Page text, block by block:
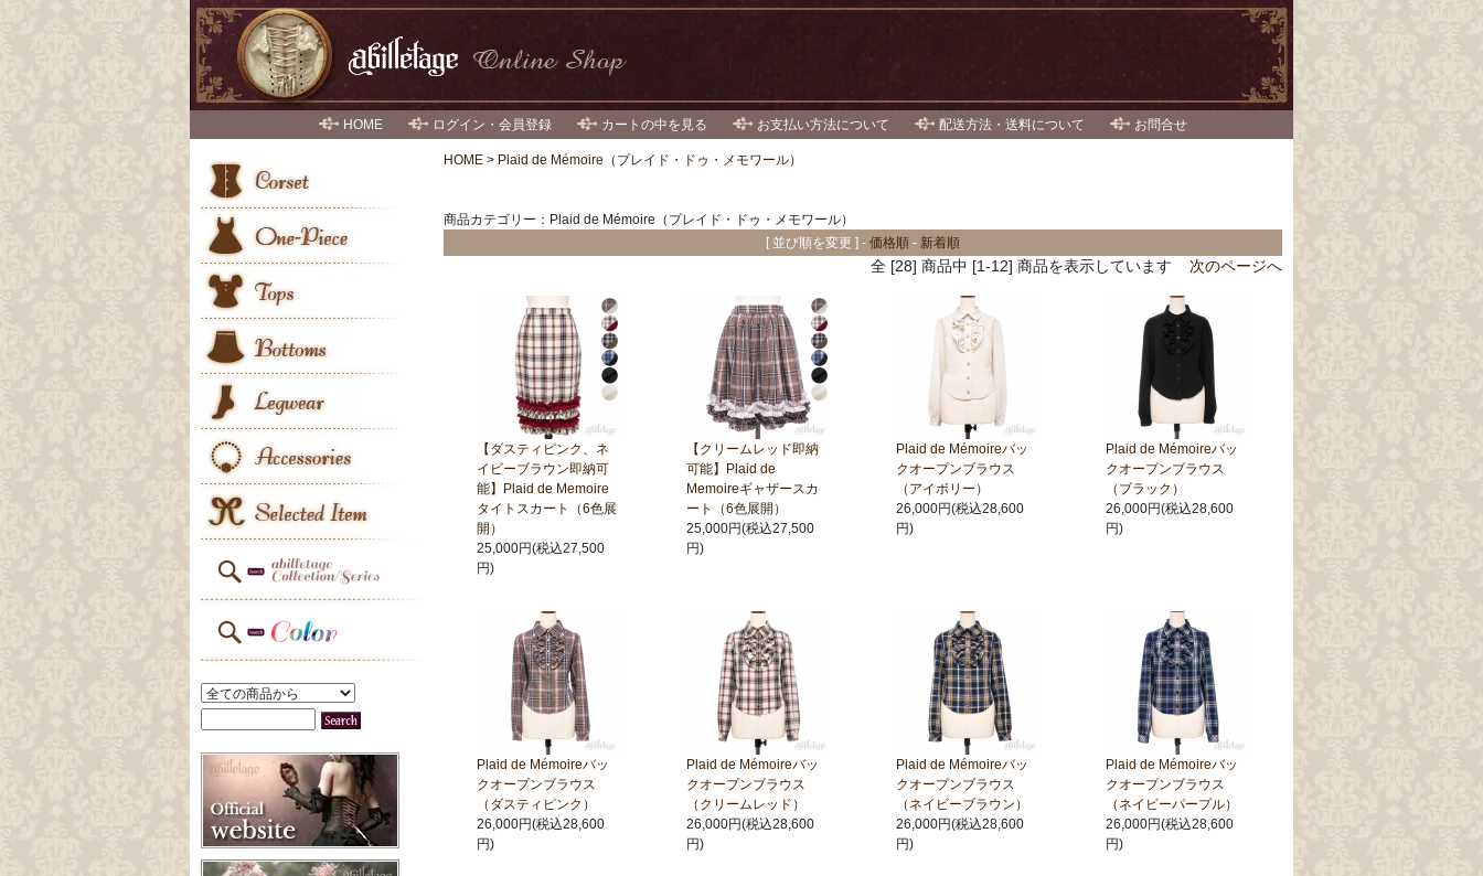
HOME ログイン・会員登録 カートの中を見る お支払い方法について 配送方法・送料について お問合せ
HOME > Plaid de Mémoire（プレイド・ドゥ・メモワール）
商品カテゴリー：Plaid de Mémoire（プレイド・ドゥ・メモワール）
[ 並び順を変更 ] - 価格順 - 新着順
全 [28] 商品中 [1-12] 商品を表示しています 次のページへ
【ダスティピンク、ネ
イビーブラウン即納可
能】Plaid de Memoire
タイトスカート（6色展
開）
25,000円(税込27,500
円)
【クリームレッド即納
可能】Plaid de
Memoireギャザースカ
ート（6色展開）
25,000円(税込27,500
円)
Plaid de Mémoireバッ
クオープンブラウス
（アイボリー）
26,000円(税込28,600
円)
Plaid de Mémoireバッ
クオープンブラウス
（ブラック）
26,000円(税込28,600
円)
Plaid de Mémoireバッ
クオープンブラウス
（ダスティピンク）
26,000円(税込28,600
円)
Plaid de Mémoireバッ
クオープンブラウス
（クリームレッド）
26,000円(税込28,600
円)
Plaid de Mémoireバッ
クオープンブラウス
（ネイビーブラウン）
26,000円(税込28,600
円)
Plaid de Mémoireバッ
クオープンブラウス
（ネイビーパープル）
26,000円(税込28,600
円)